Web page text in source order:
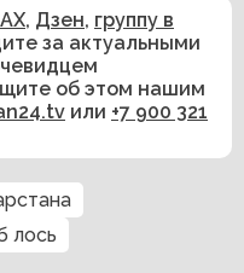
, Дзен, группу в
за актуальными
об этом нашим
или +7 900 321
лось